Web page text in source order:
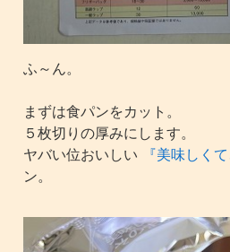
ふ～ん。
まずは食パンをカット。
５枚切りの厚みにします。
ヤバい位おいしい 『美味しく
ン。